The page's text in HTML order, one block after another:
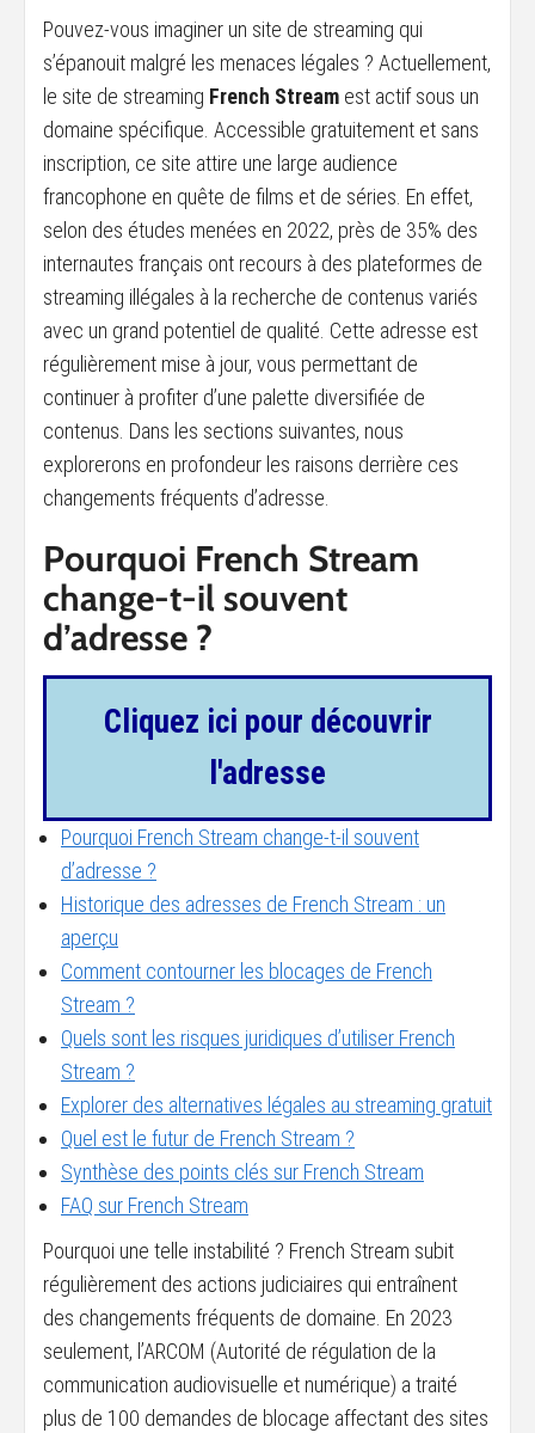
Pouvez-vous imaginer un site de streaming qui
s’épanouit malgré les menaces légales ? Actuellement,
le site de streaming French Stream est actif sous un
domaine spécifique. Accessible gratuitement et sans
inscription, ce site attire une large audience
francophone en quête de films et de séries. En effet,
selon des études menées en 2022, près de 35% des
internautes français ont recours à des plateformes de
streaming illégales à la recherche de contenus variés
avec un grand potentiel de qualité. Cette adresse est
régulièrement mise à jour, vous permettant de
continuer à profiter d’une palette diversifiée de
contenus. Dans les sections suivantes, nous
explorerons en profondeur les raisons derrière ces
changements fréquents d’adresse.
Pourquoi French Stream
change-t-il souvent
d’adresse ?
Cliquez ici pour découvrir
l'adresse
Pourquoi French Stream change-t-il souvent
d’adresse ?
Historique des adresses de French Stream : un
aperçu
Comment contourner les blocages de French
Stream ?
Quels sont les risques juridiques d’utiliser French
Stream ?
Explorer des alternatives légales au streaming gratuit
Quel est le futur de French Stream ?
Synthèse des points clés sur French Stream
FAQ sur French Stream
Pourquoi une telle instabilité ? French Stream subit
régulièrement des actions judiciaires qui entraînent
des changements fréquents de domaine. En 2023
seulement, l’ARCOM (Autorité de régulation de la
communication audiovisuelle et numérique) a traité
plus de 100 demandes de blocage affectant des sites